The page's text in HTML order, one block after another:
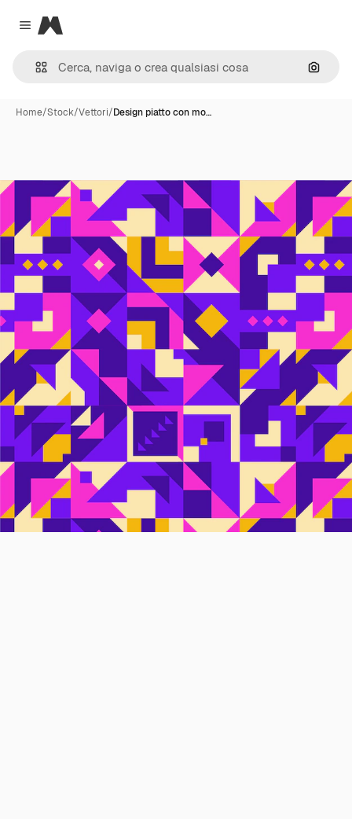
Close menu
Magnific
Cerca
Home/Stock/Vettori/Design piatto con mo…